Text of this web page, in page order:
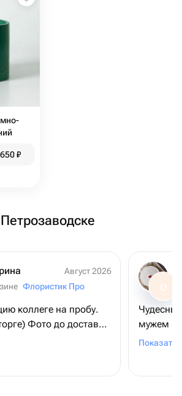
650₽
Август 2026
Флористик Про
коллеге на пробу.
Фото до доставки
Доставка
О
мужем
здесь
Показать